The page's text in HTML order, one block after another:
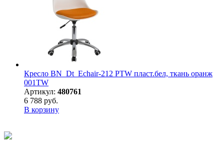
Кресло BN_Dt_Echair-212 PTW пласт.бел, ткань оранж
001TW
Артикул: 480761
6 788 руб.
В корзину